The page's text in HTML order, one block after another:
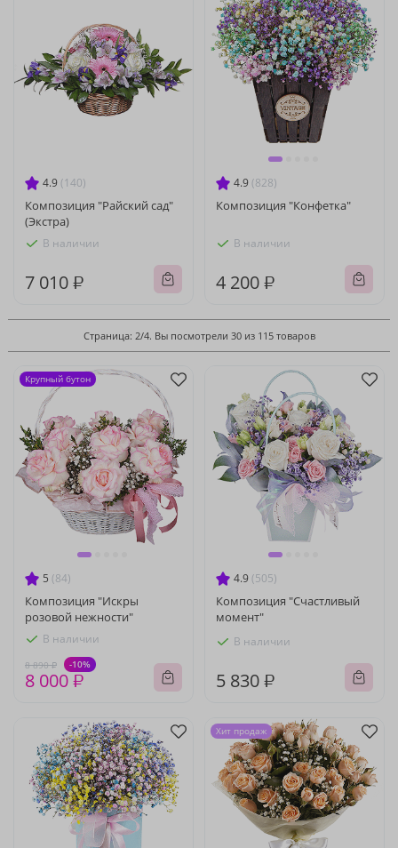
4.9 (140)
Композиция "Райский сад"
(Экстра)
В наличии
7 010 ₽
4.9 (828)
Композиция "Конфетка"
В наличии
4 200 ₽
Страница: 2/4. Вы посмотрели 30 из 115 товаров
5 (84)
Композиция "Искры
розовой нежности"
В наличии
8 890 ₽ -10%
8 000 ₽
Крупный бутон
4.9 (505)
Композиция "Счастливый
момент"
В наличии
5 830 ₽
Хит продаж